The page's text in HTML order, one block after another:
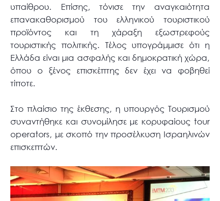
υπαίθρου. Επίσης, τόνισε την αναγκαιότητα
επανακαθορισμού του ελληνικού τουριστικού
προϊόντος και τη χάραξη εξωστρεφούς
τουριστικής πολιτικής. Τέλος υπογράμμισε ότι η
Ελλάδα είναι μια ασφαλής και δημοκρατική χώρα,
όπου ο ξένος επισκέπτης δεν έχει να φοβηθεί
τίποτε.
Στο πλαίσιο της έκθεσης, η υπουργός Τουρισμού
συναντήθηκε και συνομίλησε με κορυφαίους tour
operators, με σκοπό την προσέλκυση Ισραηλινών
επισκεπτών.